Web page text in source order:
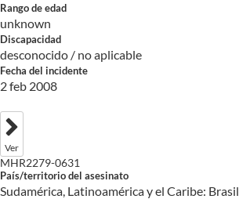
Rango de edad
unknown
Discapacidad
desconocido / no aplicable
Fecha del incidente
2 feb 2008
Ver
MHR2279-0631
País/territorio del asesinato
Sudamérica, Latinoamérica y el Caribe: Brasil